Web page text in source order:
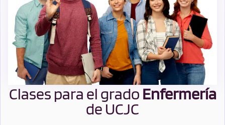
Clases para el grado Enfermería
de UCJC